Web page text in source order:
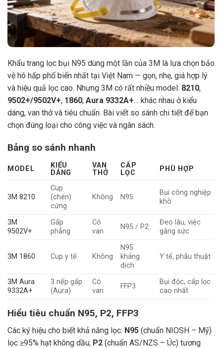
Khẩu trang lọc bụi N95 dùng một lần của 3M là lựa chọn bảo
vệ hô hấp phổ biến nhất tại Việt Nam — gọn, nhẹ, giá hợp lý
và hiệu quả lọc cao. Nhưng 3M có rất nhiều model: 8210,
9502+/9502V+, 1860, Aura 9332A+… khác nhau ở kiểu
dáng, van thở và tiêu chuẩn. Bài viết so sánh chi tiết để bạn
chọn đúng loại cho công việc và ngân sách.
Bảng so sánh nhanh
MODEL
KIỂU
DÁNG
VAN
THỞ
CẤP
LỌC
PHÙ HỢP
3M 8210
Cup
(chén)
cứng
Không N95
Bụi công nghiệp
khô
3M
9502V+
Gấp
phẳng
Có
van
N95 / P2
Đeo lâu, việc
gắng sức
3M 1860 Cup y tế Không
N95
kháng
dịch
Y tế, phẫu thuật
3M Aura
9332A+
3 nếp gấp
(Aura)
Có
van
FFP3
Bụi độc, cấp lọc
cao nhất
Hiểu tiêu chuẩn N95, P2, FFP3
Các ký hiệu cho biết khả năng lọc: N95 (chuẩn NIOSH – Mỹ)
lọc ≥95% hạt không dầu; P2 (chuẩn AS/NZS – Úc) tương